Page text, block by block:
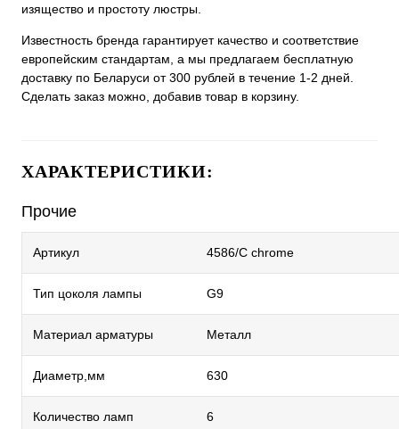
изящество и простоту люстры.
Известность бренда гарантирует качество и соответствие
европейским стандартам, а мы предлагаем бесплатную
доставку по Беларуси от 300 рублей в течение 1-2 дней.
Сделать заказ можно, добавив товар в корзину.
ХАРАКТЕРИСТИКИ:
Прочие
Артикул 4586/С chrome
Тип цоколя лампы G9
Материал арматуры Металл
Диаметр,мм 630
Количество ламп 6